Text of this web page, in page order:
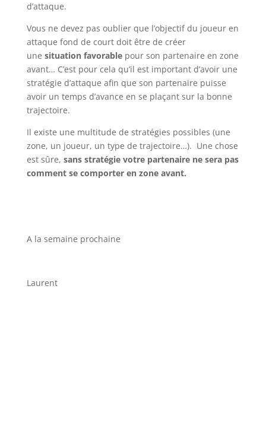
d’attaque.
Vous ne devez pas oublier que l’objectif du joueur en
attaque fond de court doit être de créer
une situation favorable pour son partenaire en zone
avant… C’est pour cela qu’il est important d’avoir une
stratégie d’attaque afin que son partenaire puisse
avoir un temps d’avance en se plaçant sur la bonne
trajectoire.
Il existe une multitude de stratégies possibles (une
zone, un joueur, un type de trajectoire…). Une chose
est sûre, sans stratégie votre partenaire ne sera pas
comment se comporter en zone avant.
A la semaine prochaine
Laurent